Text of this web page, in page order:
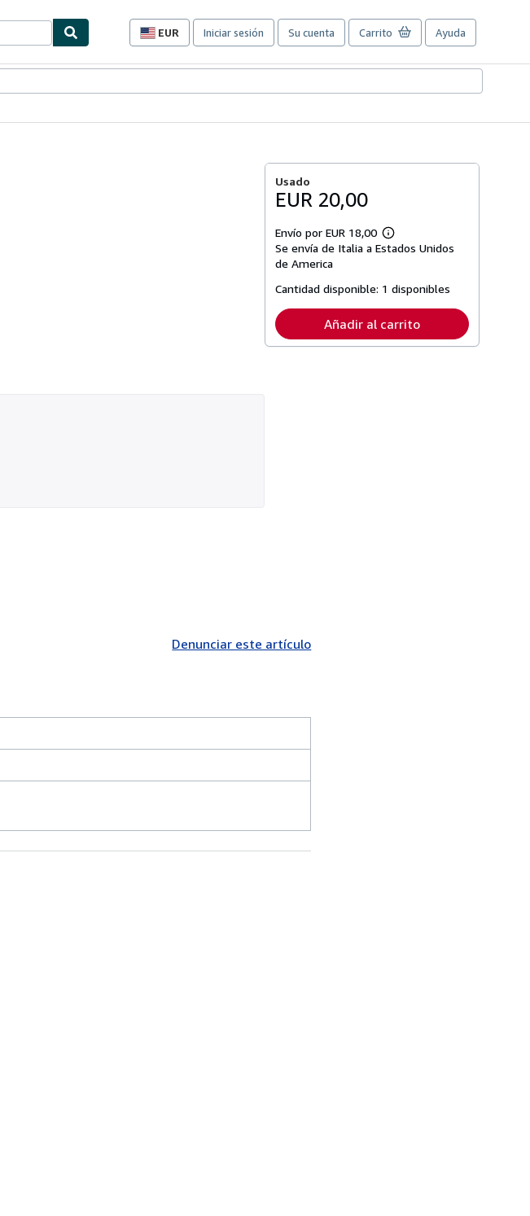
EUR
Preferencias
compra
sitio.
Iniciar sesión Su cuenta Carrito Ayuda
Usado
EUR 20,00
Envío por EUR 18,00
Más
información
tarifas
envío
Se envía de Italia a Estados Unidos
de America
Cantidad disponible: 1 disponibles
Añadir al carrito
Denunciar este artículo